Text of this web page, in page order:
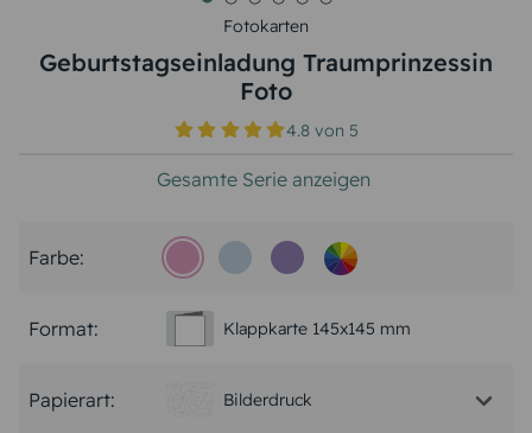
Fotokarten
Geburtstagseinladung Traumprinzessin
Foto
4.8 von5
Gesamte Serie anzeigen
Farbe:
Format: Klappkarte 145x145 mm
Papierart: Bilderdruck